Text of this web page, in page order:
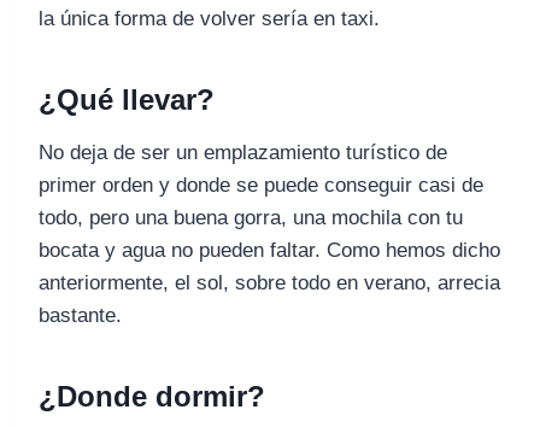
la única forma de volver sería en taxi.
¿Qué llevar?
No deja de ser un emplazamiento turístico de
primer orden y donde se puede conseguir casi de
todo, pero una buena gorra, una mochila con tu
bocata y agua no pueden faltar. Como hemos dicho
anteriormente, el sol, sobre todo en verano, arrecia
bastante.
¿Donde dormir?